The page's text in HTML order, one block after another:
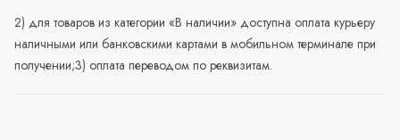
2) для товаров из категории «В наличии» доступна оплата курьеру
наличными или банковскими картами в мобильном терминале при
получении;3) оплата переводом по реквизитам.